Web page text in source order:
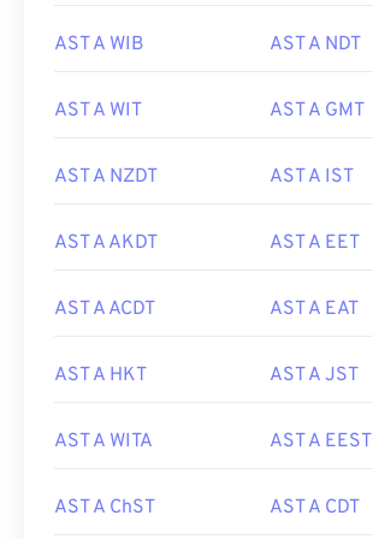
AST A WIB AST A NDT
AST A WIT AST A GMT
AST A NZDT AST A IST
AST A AKDT AST A EET
AST A ACDT AST A EAT
AST A HKT AST A JST
AST A WITA AST A EEST
AST A ChST AST A CDT